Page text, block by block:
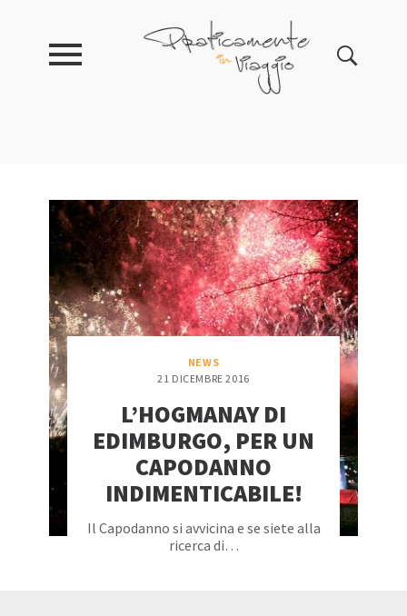
NEWS
21 DICEMBRE 2016
L’HOGMANAY DI
EDIMBURGO, PER UN
CAPODANNO
INDIMENTICABILE!
Il Capodanno si avvicina e se siete alla
ricerca di…